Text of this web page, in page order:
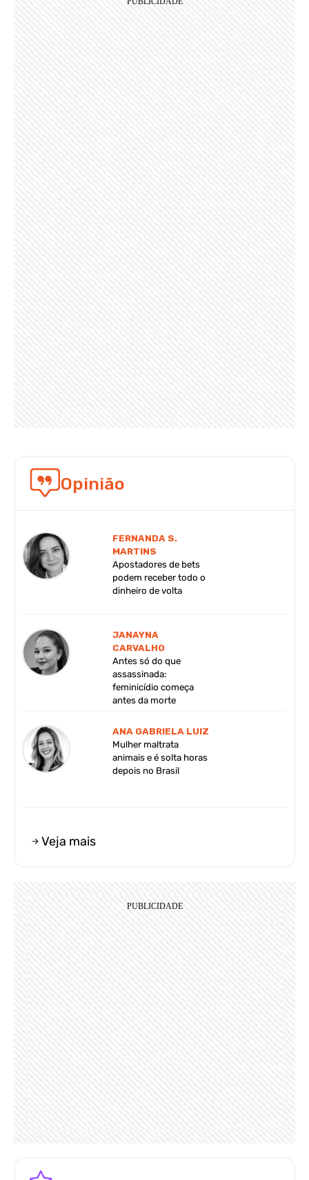
Opinião
FERNANDA S.
MARTINS
Apostadores de bets
podem receber todo o
dinheiro de volta
JANAYNA
CARVALHO
Antes só do que
assassinada:
feminicídio começa
antes da morte
ANA GABRIELA LUIZ
Mulher maltrata
animais e é solta horas
depois no Brasil
Veja mais